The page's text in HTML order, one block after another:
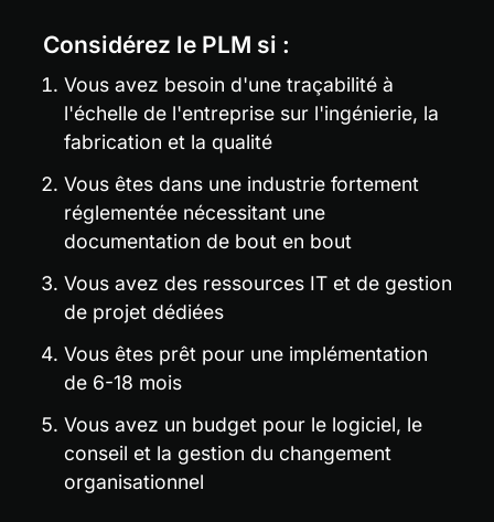
Considérez le PLM si :
Vous avez besoin d'une traçabilité à
l'échelle de l'entreprise sur l'ingénierie, la
fabrication et la qualité
Vous êtes dans une industrie fortement
réglementée nécessitant une
documentation de bout en bout
Vous avez des ressources IT et de gestion
de projet dédiées
Vous êtes prêt pour une implémentation
de 6-18 mois
Vous avez un budget pour le logiciel, le
conseil et la gestion du changement
organisationnel